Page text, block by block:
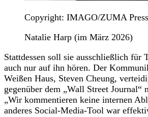
Copyright: IMAGO/ZUMA
Natalie Harp (im März 2026)
Stattdessen soll sie ausschließlich für
auch nur auf ihn hören. Der
Weißen Haus, Steven Cheung,
gegenüber dem „Wall Street Journal“
„Wir kommentieren keine internen
anderes Social-Media-Tool war